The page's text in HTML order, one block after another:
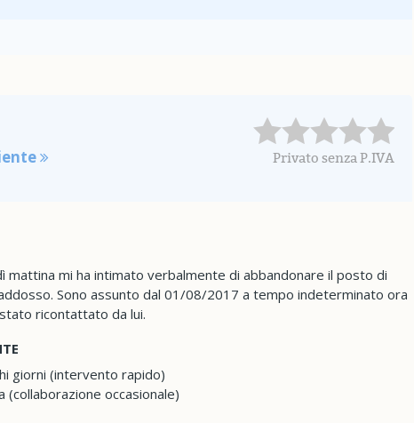
Privato senza P.IVA
mattina mi ha intimato verbalmente di abbandonare il posto di
Sono assunto dal 01/08/2017 a tempo indeterminato ora
ricontattato da lui.
giorni (intervento rapido)
(collaborazione occasionale)